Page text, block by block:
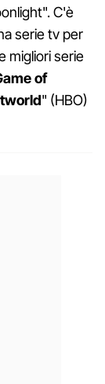
C'è
serie tv per
migliori serie
of
" (HBO)